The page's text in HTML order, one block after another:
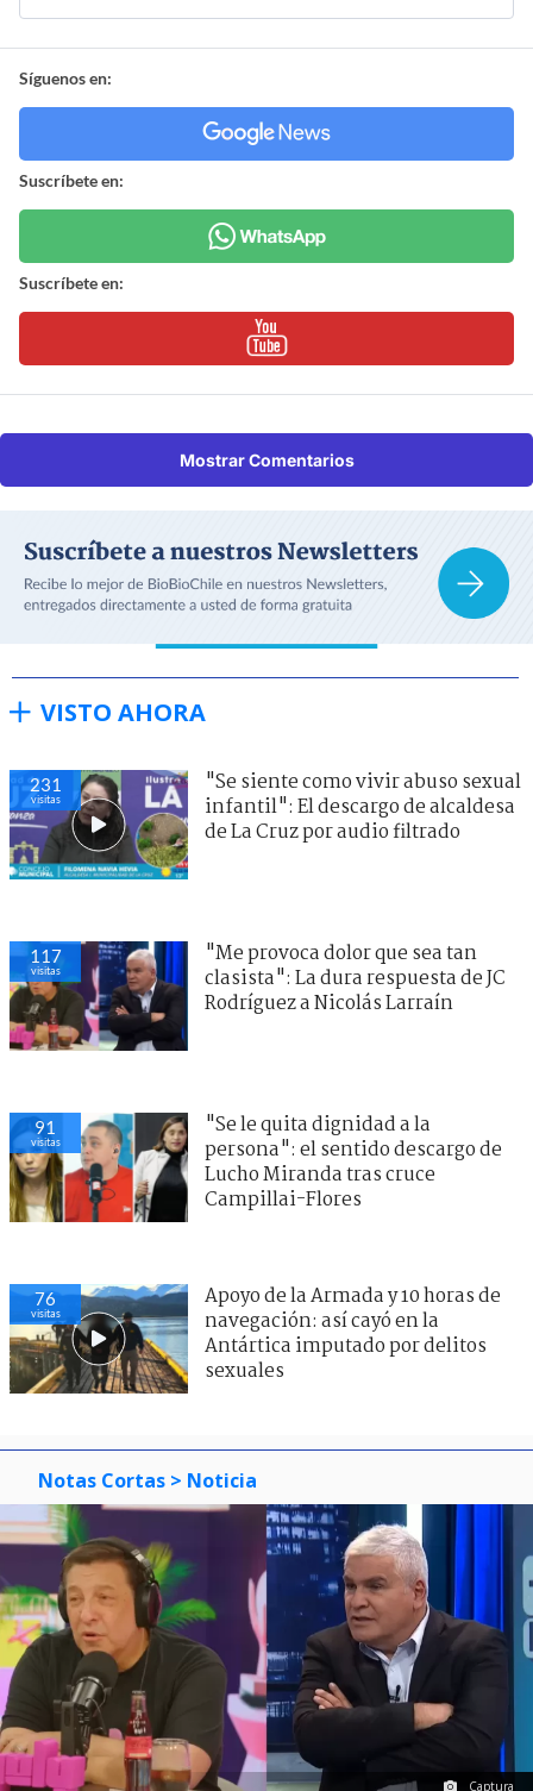
Síguenos en:
Suscríbete en:
Suscríbete en:
Mostrar Comentarios
VISTO AHORA
231
visitas
"Se siente como vivir abuso sexual
infantil": El descargo de alcaldesa
de La Cruz por audio filtrado
117
visitas
"Me provoca dolor que sea tan
clasista": La dura respuesta de JC
Rodríguez a Nicolás Larraín
91
visitas
"Se le quita dignidad a la
persona": el sentido descargo de
Lucho Miranda tras cruce
Campillai-Flores
76
visitas
Apoyo de la Armada y 10 horas de
navegación: así cayó en la
Antártica imputado por delitos
sexuales
Notas Cortas > Noticia
Captura